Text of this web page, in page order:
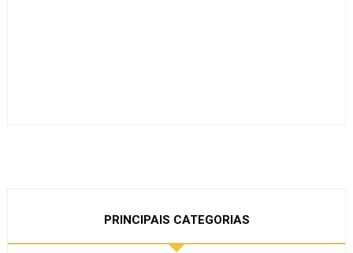
PRINCIPAIS CATEGORIAS